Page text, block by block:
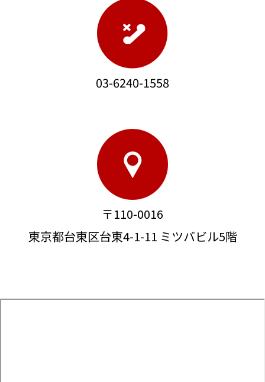
03-6240-1558
〒110-0016
東京都台東区台東4-1-11 ミツバビル5階